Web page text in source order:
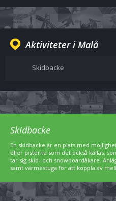
Aktiviteter i Malå
Skidbacke
Skidbacke
En skidbacke är en plats med
eller pisterna som det också kallas,
tar sig skid- och snowboardåkare.
samt värmestuga för att koppla av